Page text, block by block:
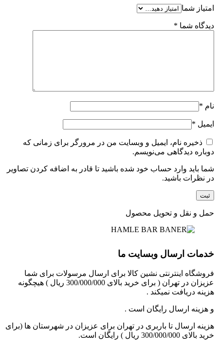
امتیاز شما
دیدگاه شما *
نام *
ایمیل *
ذخیره نام، ایمیل و وبسایت من در مرورگر برای زمانی که
دوباره دیدگاهی می‌نویسم.
شما باید وارد حساب خود شده باشید تا قادر به اضافه کردن تصاویر
در نظرات باشید.
حمل و نقل و تحویل محصول
خدمات ارسال وبسایت ما
فروشگاه اینترنتی نشین کالا برای ارسال مرسولات برای شما
عزیزان در تهران ( برای خرید بالای 300/000/000 ریال ) هیچگونه
هزینه دریافت نمیکند .
و هزینه ارسال رایگان است .
هزینه ارسال تا باربری در تهران برای عزیزان در شهرستان ها (برای
خرید بالای 300/000/000 ریال ) رایگان است.